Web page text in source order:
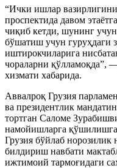
“Ички ишлар
проспектида давом
чиқиб кетди, шунинг
бўшатиш учун гуруҳдаги
иштирокчиларига
чораларни қўлламоқда”,
хизмати хабарида.
Аввалроқ Грузия
ва президентлик
тортган Саломе
намойишларга қўшилишга
Грузия бўйлаб
билдириш навбати
ижтимоий тармоғидаги